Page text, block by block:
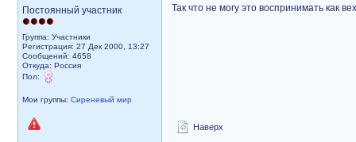
Постоянный участник
Группа: Участники
Регистрация: 27 Дек 2000, 13:27
Сообщений: 4658
Откуда: Россия
Пол:
Мои группы: Сиреневый мир
Так что не могу это воспринимать как
Наверх